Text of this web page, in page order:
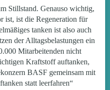
Stillstand. Genauso wichtig,
ist, ist die Regeneration für
tanken ist also auch
der Alltagsbelastungen ein
Mitarbeitenden nicht
Kraftstoff auftanken,
BASF gemeinsam mit
statt leerfahren“